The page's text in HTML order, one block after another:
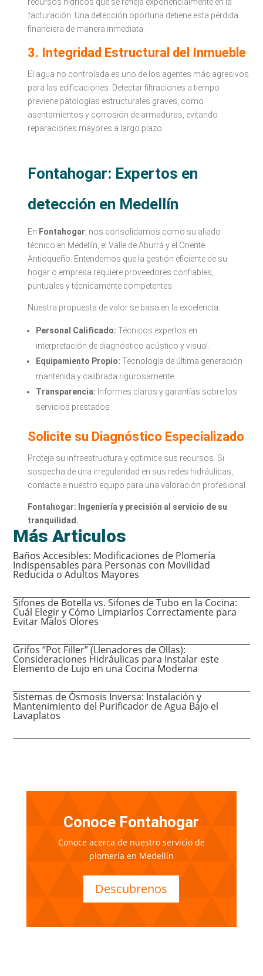
recursos hídricos que se refleja exponencialmente en la
facturación. Una detección oportuna detiene esta pérdida
financiera de manera inmediata.
3. Integridad Estructural del Inmueble
El agua no controlada es uno de los agentes más agresivos
para las edificaciones. Detectar filtraciones a tiempo
previene patologías estructurales graves, como
asentamientos y corrosión de armaduras, evitando
reparaciones mayores a largo plazo.
Fontahogar: Expertos en
detección en Medellín
En Fontahogar , nos consolidamos como su aliado
técnico en Medellín, el Valle de Aburrá y el Oriente
Antioqueño. Entendemos que la gestión eficiente de su
hogar o empresa requiere proveedores confiables,
puntuales y técnicamente competentes.
Nuestra propuesta de valor se basa en la excelencia:
Personal Calificado: Técnicos expertos en
interpretación de diagnóstico acústico y visual.
Equipamiento Propio: Tecnología de última generación
mantenida y calibrada rigurosamente.
Transparencia: Informes claros y garantías sobre los
servicios prestados.
Solicite su Diagnóstico Especializado
Proteja su infraestructura y optimice sus recursos. Si
sospecha de una irregularidad en sus redes hidráulicas,
contacte a nuestro equipo para una valoración profesional.
Fontahogar: Ingeniería y precisión al servicio de su
tranquilidad.
Más Articulos
Baños Accesibles: Modificaciones de Plomería
Indispensables para Personas con Movilidad
Reducida o Adultos Mayores
Sifones de Botella vs. Sifones de Tubo en la Cocina:
Cuál Elegir y Cómo Limpiarlos Correctamente para
Evitar Malos Olores
Grifos “Pot Filler” (Llenadores de Ollas):
Consideraciones Hidráulicas para Instalar este
Elemento de Lujo en una Cocina Moderna
Sistemas de Ósmosis Inversa: Instalación y
Mantenimiento del Purificador de Agua Bajo el
Lavaplatos
Conoce Fontahogar
Conoce acerca de nuestro servicio de
plomería en Medellín
Descubrenos